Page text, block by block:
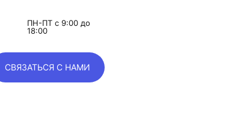
ПН-ПТ с 9:00 до
18:00
СВЯЗАТЬСЯ С НАМИ